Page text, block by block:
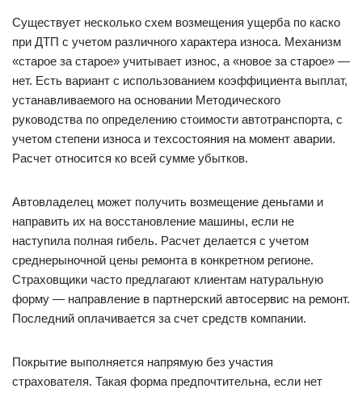
Существует несколько схем возмещения ущерба по каско
при ДТП с учетом различного характера износа. Механизм
«старое за старое» учитывает износ, а «новое за старое» —
нет. Есть вариант с использованием коэффициента выплат,
устанавливаемого на основании Методического
руководства по определению стоимости автотранспорта, с
учетом степени износа и техсостояния на момент аварии.
Расчет относится ко всей сумме убытков.
Автовладелец может получить возмещение деньгами и
направить их на восстановление машины, если не
наступила полная гибель. Расчет делается с учетом
среднерыночной цены ремонта в конкретном регионе.
Страховщики часто предлагают клиентам натуральную
форму — направление в партнерский автосервис на ремонт.
Последний оплачивается за счет средств компании.
Покрытие выполняется напрямую без участия
страхователя. Такая форма предпочтительна, если нет